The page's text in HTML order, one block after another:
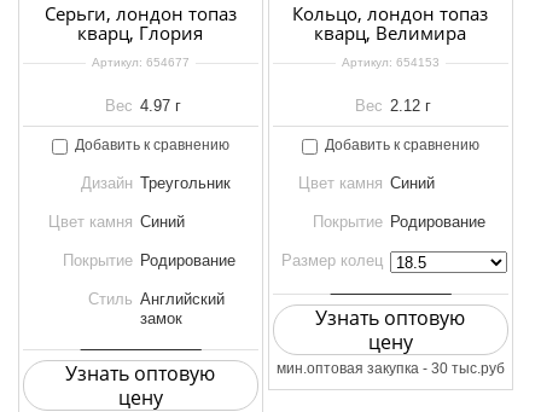
Серьги, лондон топаз
кварц, Глория
Артикул: 654677
Вес 4.97 г
Добавить к сравнению
Дизайн Треугольник
Цвет камня Синий
Покрытие Родирование
Стиль Английский
замок
Узнать оптовую
цену
Кольцо, лондон топаз
кварц, Велимира
Артикул: 654153
Вес 2.12 г
Добавить к сравнению
Цвет камня Синий
Покрытие Родирование
Размер колец
Узнать оптовую
цену
мин.оптовая закупка - 30 тыс.руб